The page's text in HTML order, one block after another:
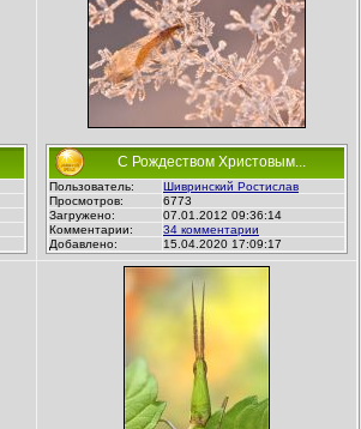
С Рождеством Христовым...
Пользователь:
Шивринский Ростислав
Просмотров:
6773
Загружено:
07.01.2012 09:36:14
Комментарии:
34 комментарии
Добавлено:
15.04.2020 17:09:17